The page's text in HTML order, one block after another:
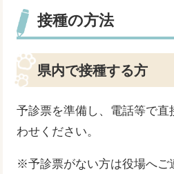
接種の方法
県内で接種する方
予診票を準備し、電話等で直
わせください。
※予診票がない方は役場へご